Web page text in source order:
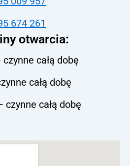
674 261
otwarcia:
całą dobę
całą dobę
czynne całą dobę